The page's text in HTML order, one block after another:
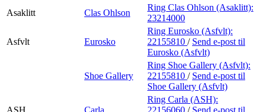
Asaklitt
Clas Ohlson
Ring Clas Ohlson (Asaklitt):
23214000
Asfvlt Eurosko
Ring Eurosko (Asfvlt):
22155810 / Send e-post til
Eurosko (Asfvlt)
Shoe Gallery
Ring Shoe Gallery (Asfvlt):
22155810 / Send e-post til
Shoe Gallery (Asfvlt)
ASH Carla
Ring Carla (ASH):
22156060 / Send e-post til